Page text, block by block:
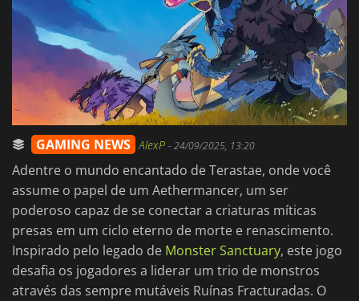
GAMING NEWS AlexP -24/09/2025, 13:20
Adentre o mundo encantado de Terastae, onde você
assume o papel de um Aethermancer, um ser
poderoso capaz de se conectar a criaturas míticas
presas em um ciclo eterno de morte e renascimento.
Inspirado pelo legado de Monster Sanctuary, este jogo
desafia os jogadores a liderar um trio de monstros
através das sempre mutáveis Ruínas Fracturadas. O